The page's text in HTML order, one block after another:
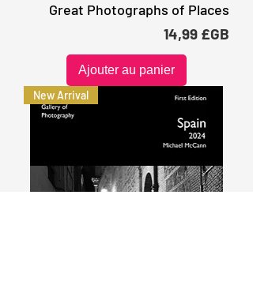
Great Photographs of Places
Prix
14,99 £GB
Ajouter au panier
New Arrival